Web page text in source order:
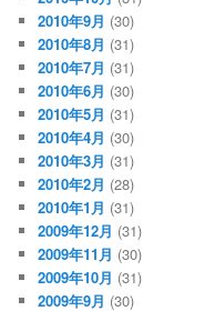
2010年9月 (30)
2010年8月 (31)
2010年7月 (31)
2010年6月 (30)
2010年5月 (31)
2010年4月 (30)
2010年3月 (31)
2010年2月 (28)
2010年1月 (31)
2009年12月 (31)
2009年11月 (30)
2009年10月 (31)
2009年9月 (30)